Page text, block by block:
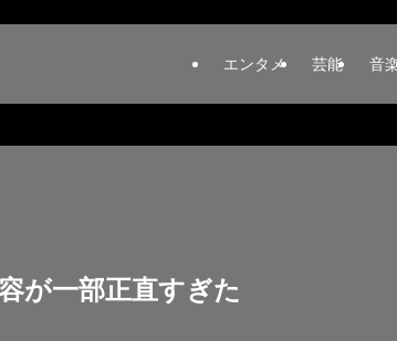
エンタメ 芸能 音
が一部正直すぎた